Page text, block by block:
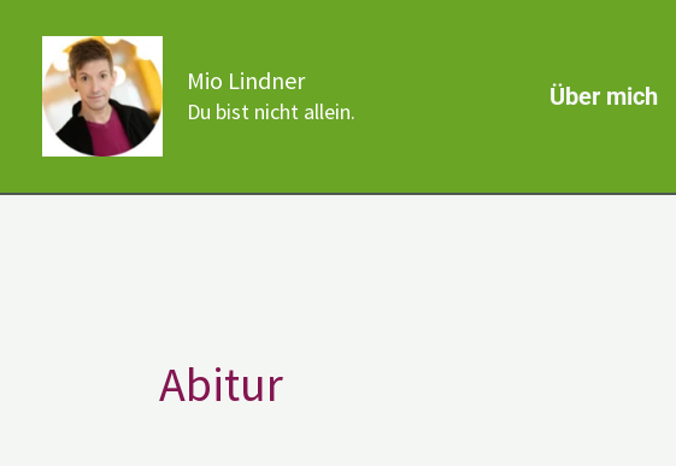
Inhalt
springen
Mio Lindner
Du bist nicht allein. Über mich
Abitur